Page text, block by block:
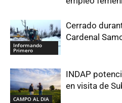
Informando
Primero
Cerrado
Cardenal
CAMPO AL DIA
INDAP
en visita de